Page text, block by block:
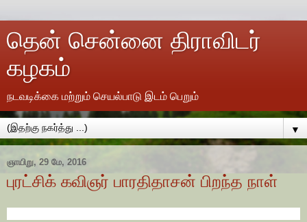
தென் சென்னை திராவிடர்
கழகம்
நடவடிக்கை மற்றும் செயல்பாடு இடம் பெறும்
▼
ஞாயிறு, 29 மே, 2016
புரட்சிக் கவிஞர் பாரதிதாசன் பிறந்த நாள்